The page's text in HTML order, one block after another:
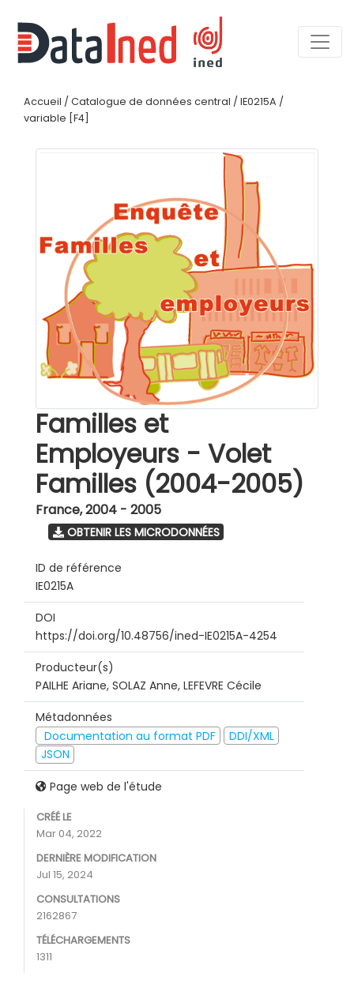
Accueil / Catalogue de données central / IE0215A /
variable [F4]
Familles et
Employeurs - Volet
Familles (2004-2005)
France,2004 - 2005
OBTENIR LES MICRODONNÉES
ID de référence
IE0215A
DOI
https://doi.org/10.48756/ined-IE0215A-4254
Producteur(s)
PAILHE Ariane, SOLAZ Anne, LEFEVRE Cécile
Métadonnées
Documentation au format PDF
DDI/XML
JSON
Page web de l'étude
CRÉÉ LE
Mar 04, 2022
DERNIÈRE MODIFICATION
Jul 15, 2024
CONSULTATIONS
2162867
TÉLÉCHARGEMENTS
1311